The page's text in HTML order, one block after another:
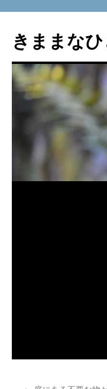
テ
ン
ス
キ
きままな